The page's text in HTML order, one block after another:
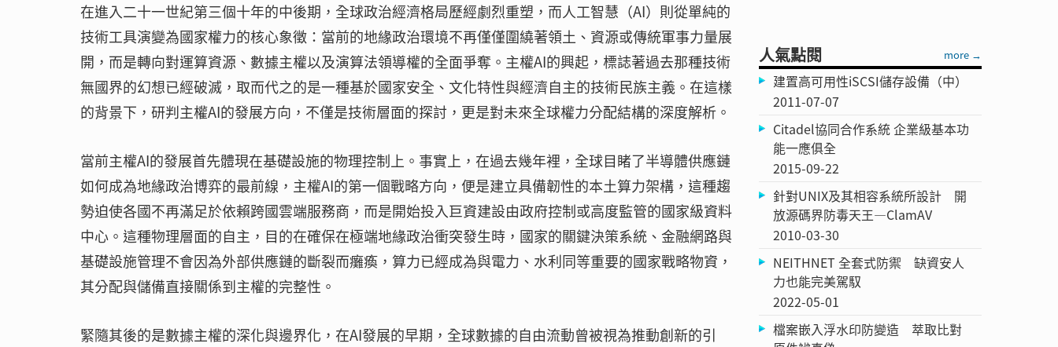
在進入二十一世紀第三個十年的中後期，全球政治經濟格局歷經劇烈重塑，而人工智慧（AI）則從單純的
技術工具演變為國家權力的核心象徵：當前的地緣政治環境不再僅僅圍繞著領土、資源或傳統軍事力量展
開，而是轉向對運算資源、數據主權以及演算法領導權的全面爭奪。主權AI的興起，標誌著過去那種技術
無國界的幻想已經破滅，取而代之的是一種基於國家安全、文化特性與經濟自主的技術民族主義。在這樣
的背景下，研判主權AI的發展方向，不僅是技術層面的探討，更是對未來全球權力分配結構的深度解析。
當前主權AI的發展首先體現在基礎設施的物理控制上。事實上，在過去幾年裡，全球目睹了半導體供應鏈
如何成為地緣政治博弈的最前線，主權AI的第一個戰略方向，便是建立具備韌性的本土算力架構，這種趨
勢迫使各國不再滿足於依賴跨國雲端服務商，而是開始投入巨資建設由政府控制或高度監管的國家級資料
中心。這種物理層面的自主，目的在確保在極端地緣政治衝突發生時，國家的關鍵決策系統、金融網路與
基礎設施管理不會因為外部供應鏈的斷裂而癱瘓，算力已經成為與電力、水利同等重要的國家戰略物資，
其分配與儲備直接關係到主權的完整性。
緊隨其後的是數據主權的深化與邊界化，在AI發展的早期，全球數據的自由流動曾被視為推動創新的引
人氣點閱 more →
建置高可用性iSCSI儲存設備（中）
2011-07-07
Citadel協同合作系統 企業級基本功
能一應俱全
2015-09-22
針對UNIX及其相容系統所設計 開
放源碼界防毒天王—ClamAV
2010-03-30
NEITHNET 全套式防禦 缺資安人
力也能完美駕馭
2022-05-01
檔案嵌入浮水印防變造 萃取比對